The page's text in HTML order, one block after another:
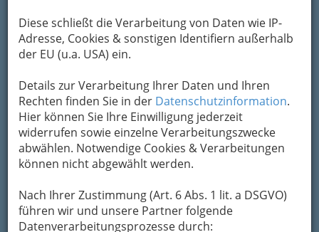
Diese schließt die Verarbeitung von Daten wie IP-
Adresse, Cookies & sonstigen Identifiern außerhalb
der EU (u.a. USA) ein.
Details zur Verarbeitung Ihrer Daten und Ihren
Rechten finden Sie in der Datenschutzinformation.
Hier können Sie Ihre Einwilligung jederzeit
widerrufen sowie einzelne Verarbeitungszwecke
abwählen. Notwendige Cookies & Verarbeitungen
können nicht abgewählt werden.
Nach Ihrer Zustimmung (Art. 6 Abs. 1 lit. a DSGVO)
führen wir und unsere Partner folgende
Datenverarbeitungsprozesse durch:
Karte
Adresse mit Google Maps anschauen
Kontaktaufnahme
Um die Info-Graz Firmenvor Spam-Mails zu
bewahren , verwenden wir an dieser Stelle zur
Übermittlung Ihrer Nachricht ein sicheres
Formular. Ihre Nachricht wird nach dem
Absenden umgehend per Mail an das
Unternehmen Skigebiet Almenland Teichalm